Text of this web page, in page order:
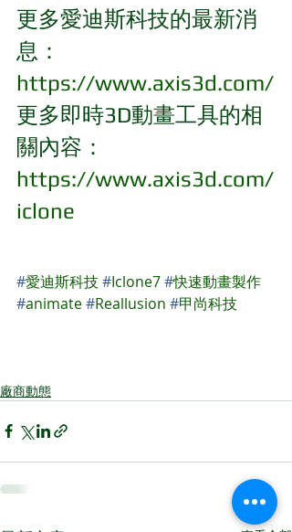
更多愛迪斯科技的最新消
息：
https://www.axis3d.com/
更多即時3D動畫工具的相
關內容：
https://www.axis3d.com/
iclone
#愛迪斯科技#Iclone7#快速動畫製作
#animate#Reallusion #甲尚科技
廠商動態